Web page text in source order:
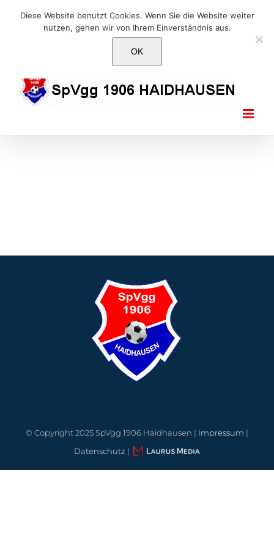
E-Mail: info@1906haidhausen.de
FacebookInstagram
E-
© Copyright 2025 SpVgg 1906 Haidhausen | Impressum |
Datenschutz |
Diese Website benutzt Cookies. Wenn Sie die Website weiter
nutzen, gehen wir von Ihrem Einverständnis aus.
OK